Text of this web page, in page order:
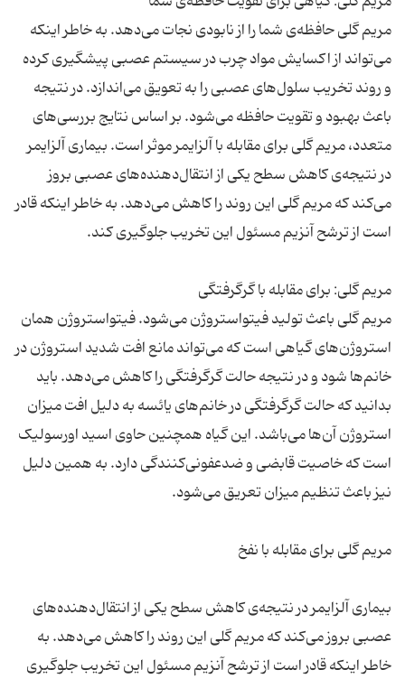
مریم گلی حافظه‌ی شما را از نابودی نجات می‌دهد. به خاطر اینکه
می‌تواند از اکسایش مواد چرب در سیستم عصبی پیشگیری کرده
و روند تخریب سلول‌های عصبی را به تعویق می‌اندازد. در نتیجه
باعث بهبود و تقویت حافظه می‌شود. بر اساس نتایج بررسی‌های
متعدد، مریم گلی برای مقابله با آلزایمر موثر است. بیماری آلزایمر
در نتیجه‌ی کاهش سطح یکی از انتقال‌دهنده‌های عصبی بروز
می‌کند که مریم گلی این روند را کاهش می‌دهد. به خاطر اینکه قادر
مریم گلی باعث تولید فیتواستروژن می‌شود. فیتواستروژن همان
استروژن‌های گیاهی است که می‌تواند مانع افت شدید استروژن در
خانم‌ها شود و در نتیجه حالت گرگرفتگی را کاهش می‌دهد. باید
بدانید که حالت گرگرفتگی در خانم‌های یائسه به دلیل افت میزان
استروژن آن‌ها می‌باشد. این گیاه همچنین حاوی اسید اورسولیک
است که خاصیت قابضی و ضدعفونی‌کنندگی دارد. به همین دلیل
بیماری آلزایمر در نتیجه‌ی کاهش سطح یکی از انتقال‌دهنده‌های
عصبی بروز می‌کند که مریم گلی این روند را کاهش می‌دهد. به
خاطر اینکه قادر است از ترشح آنزیم مسئول این تخریب جلوگیری